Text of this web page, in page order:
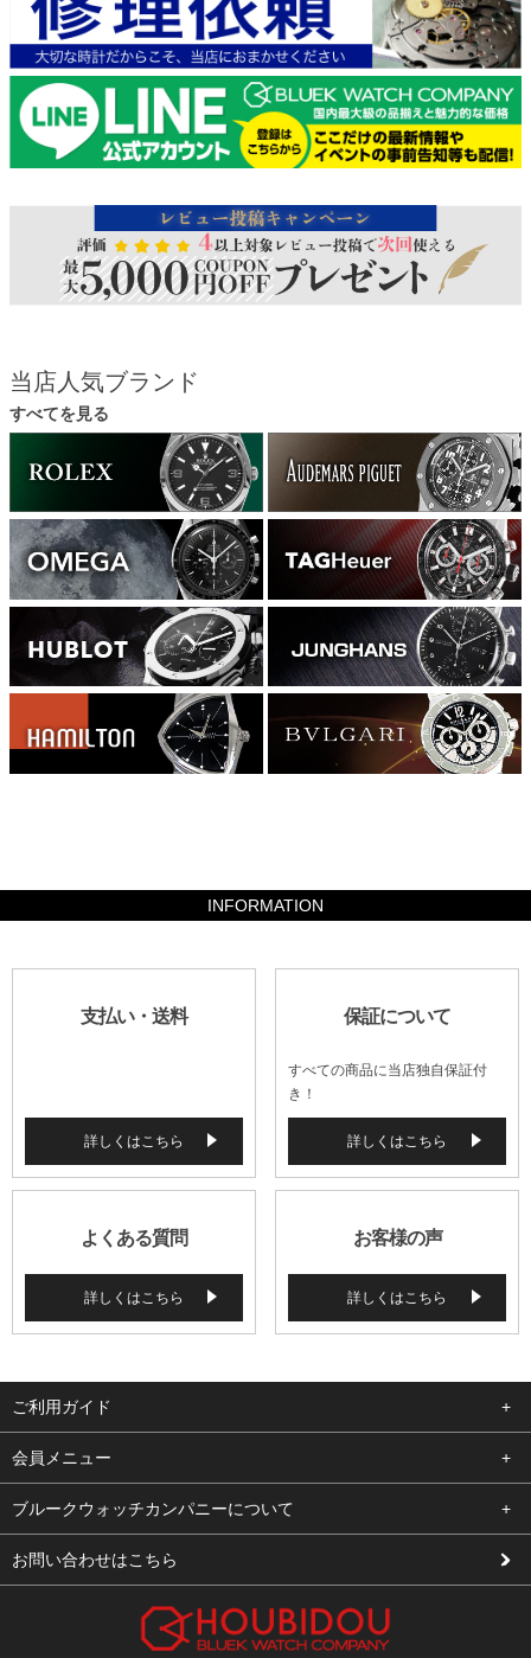
当店人気ブランド
すべてを見る
INFORMATION
支払い・送料
詳しくはこちら
保証について
すべての商品に当店独自保証付
き！
詳しくはこちら
よくある質問
詳しくはこちら
お客様の声
詳しくはこちら
ご利用ガイド
よくある質問
支払い・送料
修理依頼
会員メニュー
ログイン
お気に入り
ブルークウォッチカンパニーについて
会社概要
お問い合わせはこちら